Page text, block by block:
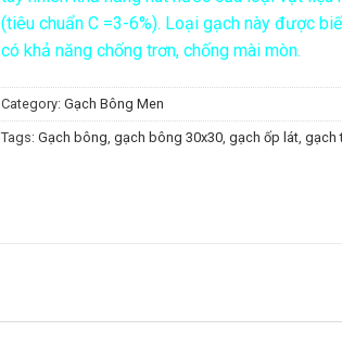
(tiêu chuẩn C =3-6%). Loại gạch này được
có khả năng chống trơn, chống mài mòn.
Category: Gạch Bông Men
Tags: Gạch bông, gạch bông 30x30, gạch ốp lát, gạch